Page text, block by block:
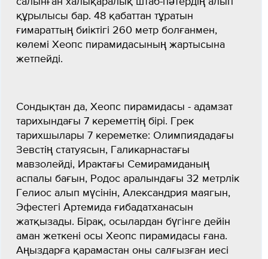
құрылысы бар. 48 қабаттан тұратын
ғимараттың биіктігі 260 метр болғанмен,
көлемі Хеопс пирамидасының жартысына
жетпейді.
Сондықтан да, Хеопс пирамидасы - адамзат
тарихындағы 7 кереметтің бірі. Грек
тарихшылары 7 кереметке: Олимпиядадағы
Зевстің статуясын, Галикарнастағы
мавзолейді, Ирактағы Семирамиданың
аспалы бағын, Родос аралындағы 32 метрлік
Гелиос алып мүсінін, Александрия маягын,
Эфестегі Артемида ғибадатханасын
жатқызады. Бірақ, осылардан бүгінге дейін
аман жеткені осы Хеопс пирамидасы ғана.
Аңыздарға қарамастан оны салғызған иесі